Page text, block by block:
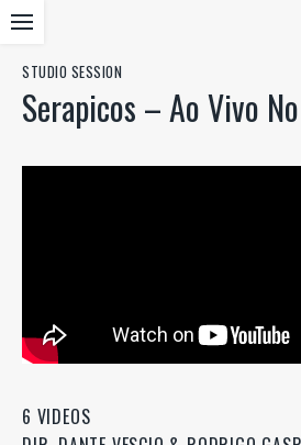
STUDIO SESSION
Serapicos – Ao Vivo
6 VIDEOS